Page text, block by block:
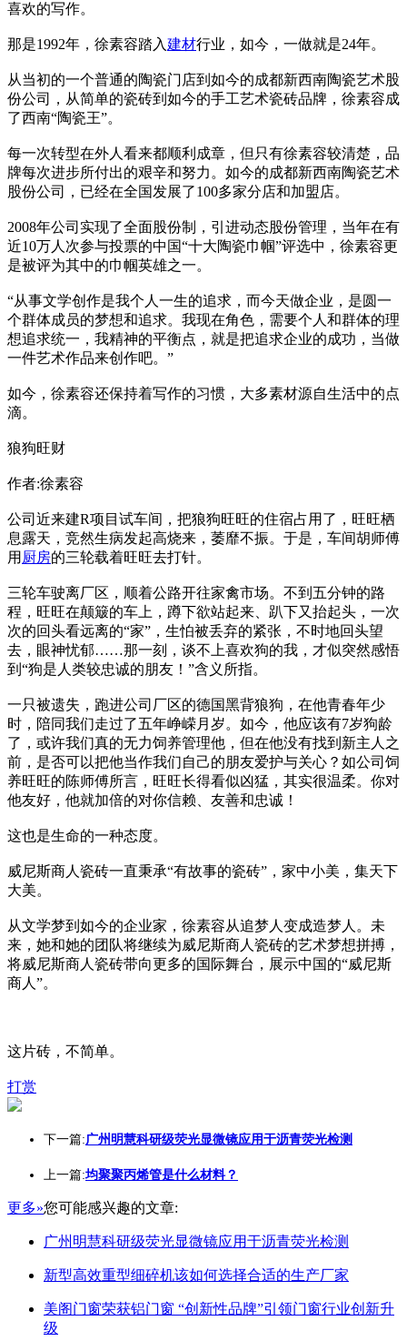
喜欢的写作。
那是1992年，徐素容踏入建材行业，如今，一做就是24年。
从当初的一个普通的陶瓷门店到如今的成都新西南陶瓷艺术股
份公司，从简单的瓷砖到如今的手工艺术瓷砖品牌，徐素容成
了西南“陶瓷王”。
每一次转型在外人看来都顺利成章，但只有徐素容较清楚，品
牌每次进步所付出的艰辛和努力。如今的成都新西南陶瓷艺术
股份公司，已经在全国发展了100多家分店和加盟店。
2008年公司实现了全面股份制，引进动态股份管理，当年在有
近10万人次参与投票的中国“十大陶瓷巾帼”评选中，徐素容更
是被评为其中的巾帼英雄之一。
“从事文学创作是我个人一生的追求，而今天做企业，是圆一
个群体成员的梦想和追求。我现在角色，需要个人和群体的理
想追求统一，我精神的平衡点，就是把追求企业的成功，当做
一件艺术作品来创作吧。”
如今，徐素容还保持着写作的习惯，大多素材源自生活中的点
滴。
狼狗旺财
作者:徐素容
公司近来建R项目试车间，把狼狗旺旺的住宿占用了，旺旺栖
息露天，竞然生病发起高烧来，萎靡不振。于是，车间胡师傅
用 厨房的三轮载着旺旺去打针。
三轮车驶离厂区，顺着公路开往家禽市场。不到五分钟的路
程，旺旺在颠簸的车上，蹲下欲站起来、趴下又抬起头，一次
次的回头看远离的“家”，生怕被丢弃的紧张，不时地回头望
去，眼神忧郁……那一刻，谈不上喜欢狗的我，才似突然感悟
到“狗是人类较忠诚的朋友！”含义所指。
一只被遗失，跑进公司厂区的德国黑背狼狗，在他青春年少
时，陪同我们走过了五年峥嵘月岁。如今，他应该有7岁狗龄
了，或许我们真的无力饲养管理他，但在他没有找到新主人之
前，是否可以把他当作我们自己的朋友爱护与关心？如公司饲
养旺旺的陈师傅所言，旺旺长得看似凶猛，其实很温柔。你对
他友好，他就加倍的对你信赖、友善和忠诚！
这也是生命的一种态度。
威尼斯商人瓷砖一直秉承“有故事的瓷砖”，家中小美，集天下
大美。
从文学梦到如今的企业家，徐素容从追梦人变成造梦人。未
来，她和她的团队将继续为威尼斯商人瓷砖的艺术梦想拼搏，
将威尼斯商人瓷砖带向更多的国际舞台，展示中国的“威尼斯
商人”。
这片砖，不简单。
打赏
下一篇:广州明慧科研级荧光显微镜应用于沥青荧光检测
上一篇:均聚聚丙烯管是什么材料？
更多»您可能感兴趣的文章:
广州明慧科研级荧光显微镜应用于沥青荧光检测
新型高效重型细碎机该如何选择合适的生产厂家
美阁门窗荣获铝门窗 “创新性品牌”引领门窗行业创新升
级